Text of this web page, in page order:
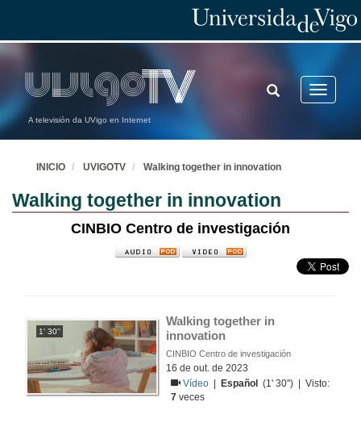
A televisión da UVigo en Internet
Toggle
TOGGLE
SEARCH
INICIO UVIGOTV Walking together in innovation
Walking together in innovation
CINBIO Centro de investigación
1' 30''
Walking together in
innovation
CINBIO Centro de investigación
16 de out. de 2023
Vídeo
Español
(1' 30'') | Visto:
7 veces